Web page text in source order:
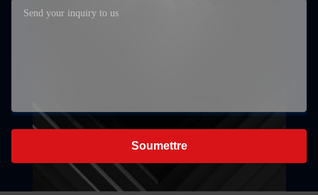
Soumettre